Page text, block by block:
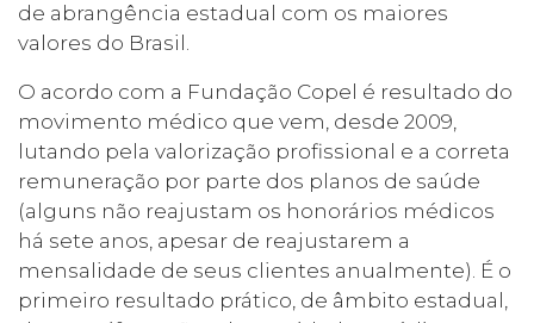
de abrangência estadual com os maiores
valores do Brasil.
O acordo com a Fundação Copel é resultado do
movimento médico que vem, desde 2009,
lutando pela valorização profissional e a correta
remuneração por parte dos planos de saúde
(alguns não reajustam os honorários médicos
há sete anos, apesar de reajustarem a
mensalidade de seus clientes anualmente). É o
primeiro resultado prático, de âmbito estadual,